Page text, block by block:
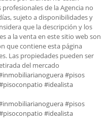
de la Agencia no
sujeto a disponibilidades y
que la descripción y los
a la venta en este sitio web son
que contiene esta página
Las propiedades pueden ser
del mercado
#pisos
#idealista
#pisos
#idealista